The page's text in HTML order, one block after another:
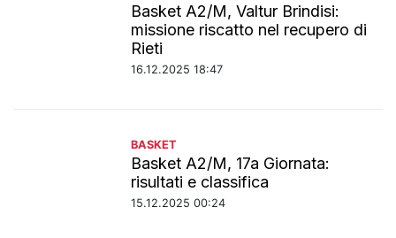
Basket A2/M, Valtur Brindisi:
missione riscatto nel recupero di
Rieti
16.12.2025 18:47
BASKET
Basket A2/M, 17a Giornata:
risultati e classifica
15.12.2025 00:24